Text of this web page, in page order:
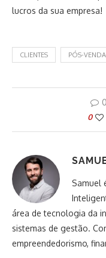
lucros da sua empresa!
CLIENTES PÓS-VENDA
0
Samuel
área de tecnologia da
sistemas de gestão.
empreendedorismo,